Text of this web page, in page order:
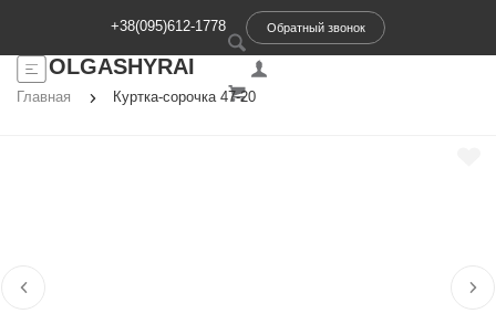
+38(095)612-1778 Обратный звонок
OLGASHYRAI
Главная Куртка-сорочка 47-20